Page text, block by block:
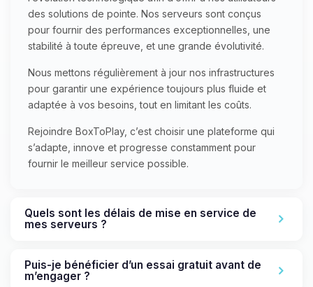
des solutions de pointe. Nos serveurs sont conçus
pour fournir des performances exceptionnelles, une
stabilité à toute épreuve, et une grande évolutivité.
Nous mettons régulièrement à jour nos infrastructures
pour garantir une expérience toujours plus fluide et
adaptée à vos besoins, tout en limitant les coûts.
Rejoindre BoxToPlay, c’est choisir une plateforme qui
s’adapte, innove et progresse constamment pour
fournir le meilleur service possible.
Quels sont les délais de mise en service de
mes serveurs ?
Puis-je bénéficier d’un essai gratuit avant de
m’engager ?